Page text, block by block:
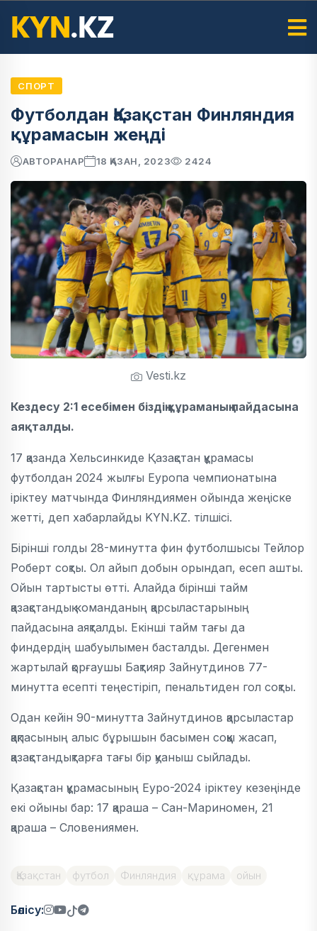
СПОРТ
Футболдан Қазақстан Финляндия
құрамасын жеңді
АВТОРАНАР 18 ҚАЗАН, 2023 2424
Vesti.kz
Кездесу 2:1 есебімен біздің құраманың пайдасына
аяқталды.
17 қазанда Хельсинкиде Қазақстан құрамасы
футболдан 2024 жылғы Еуропа чемпионатына
іріктеу матчында Финляндиямен ойында жеңіске
жетті, деп хабарлайды KYN.KZ. тілшісі.
Бірінші голды 28-минутта фин футболшысы Тейлор
Роберт соқты. Ол айып добын орындап, есеп ашты.
Ойын тартысты өтті. Алайда бірінші тайм
қазақстандық команданың қарсыластарының
пайдасына аяқталды. Екінші тайм тағы да
финдердің шабуылымен басталды. Дегенмен
жартылай қорғаушы Бақтияр Зайнутдинов 77-
минутта есепті теңестіріп, пенальтиден гол соқты.
Одан кейін 90-минутта Зайнутдинов қарсыластар
қақпасының алыс бұрышын басымен соққы жасап,
қазақстандықтарға тағы бір қуаныш сыйлады.
Қазақстан құрамасының Еуро-2024 іріктеу кезеңінде
екі ойыны бар: 17 қараша – Сан-Мариномен, 21
қараша – Словениямен.
Қазақстан футбол Финляндия құрама ойын
Бөлісу: